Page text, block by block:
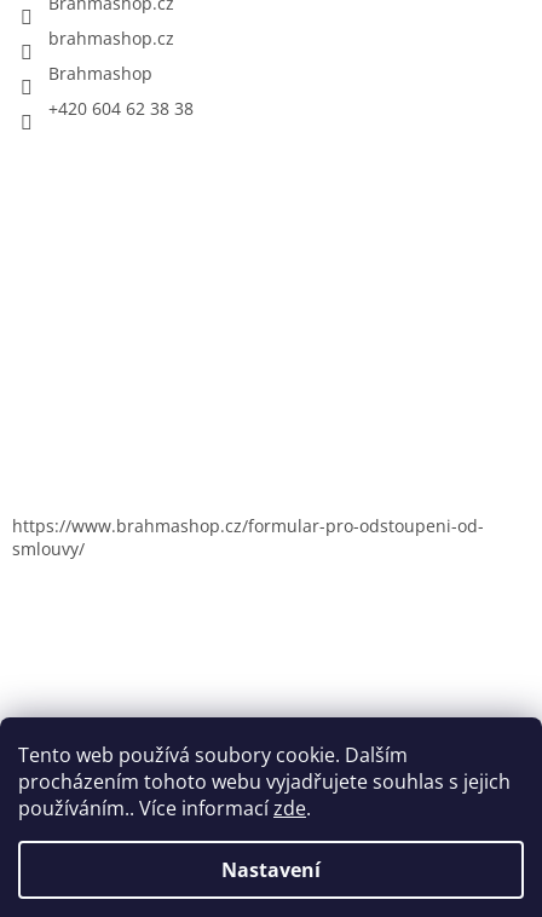
Tento web používá soubory cookie. Dalším
procházením tohoto webu vyjadřujete souhlas s jejich
používáním.. Více informacízde.
Nastavení
brahmashop.cz
Brahmashop
+420 604 62 38 38
https://www.brahmashop.cz/formular-pro-odstoupeni-od-
smlouvy/
Vytvořil Shoptet